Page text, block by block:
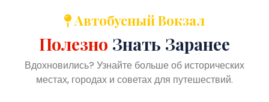
Автобусный Вокзал
Полезно Знать Заранее
Вдохновились? Узнайте больше об исторических
местах, городах и советах для путешествий.